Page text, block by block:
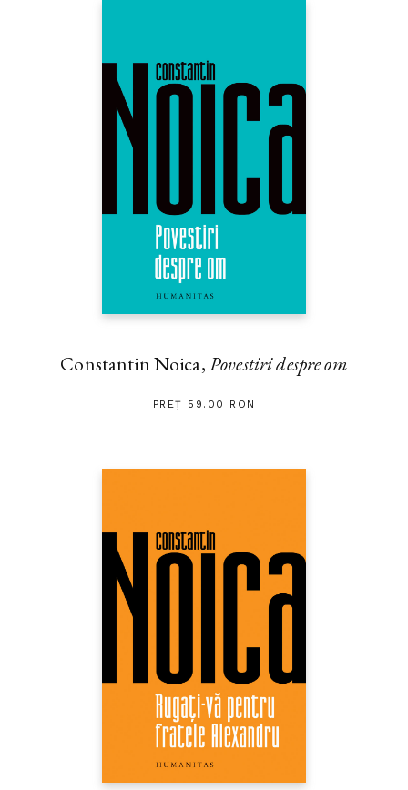
Constantin Noica,Povestiri despre om
PREȚ 59.00 RON